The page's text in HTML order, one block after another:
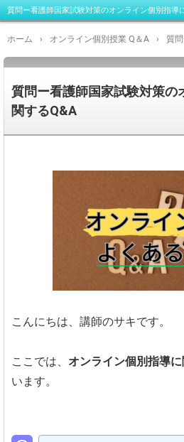
質問ー看護師国家試験対策のオンライン個別指導
ホーム › オンライン個別授業 Q＆A › 質
質問ー看護師国家試験対策の
関するQ&A
こんにちは、講師のサキです。
ここでは、 オンライン個別指導
います。